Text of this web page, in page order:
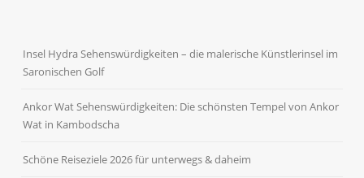
Insel Hydra Sehenswürdigkeiten – die malerische Künstlerinsel im
Saronischen Golf
Ankor Wat Sehenswürdigkeiten: Die schönsten Tempel von Ankor
Wat in Kambodscha
Schöne Reiseziele 2026 für unterwegs & daheim